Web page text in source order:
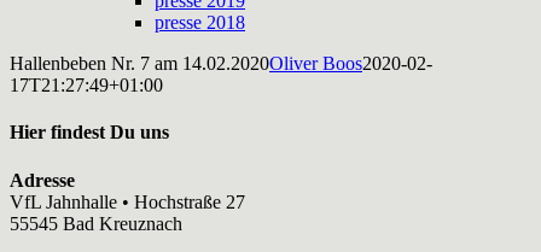
presse 2018
Hallenbeben Nr. 7 am 14.02.2020Oliver Boos2020-02-
17T21:27:49+01:00
Hier findest Du uns
Adresse
VfL Jahnhalle • Hochstraße 27
55545 Bad Kreuznach